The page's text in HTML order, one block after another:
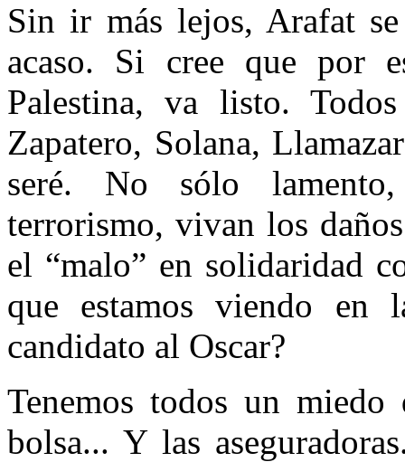
Sin ir más lejos, Arafat
acaso. Si cree que por
Palestina, va listo.
Zapatero, Solana,
seré. No sólo
terrorismo, vivan los
el “malo” en solidaridad
que estamos viendo en
candidato al Oscar?
Tenemos todos un
bolsa... Y las